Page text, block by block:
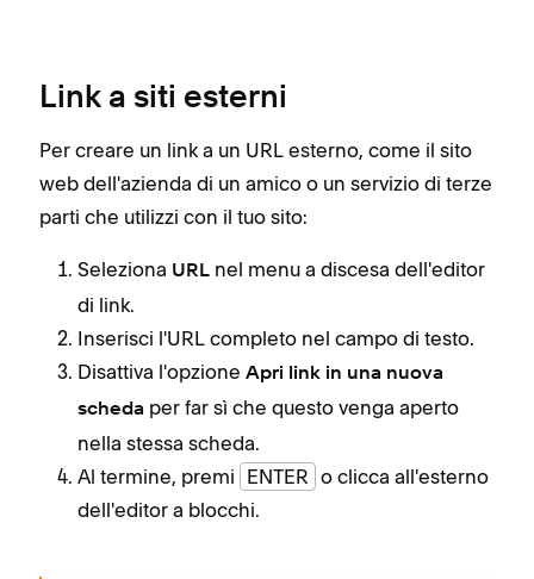
Link a siti esterni
Per creare un link a un URL esterno, come il sito
web dell'azienda di un amico o un servizio di terze
parti che utilizzi con il tuo sito:
Seleziona URL nel menu a discesa dell'editor
di link.
Inserisci l'URL completo nel campo di testo.
Disattiva l'opzione Apri link in una nuova
scheda per far sì che questo venga aperto
nella stessa scheda.
Al termine, premi ENTER o clicca all'esterno
dell'editor a blocchi.